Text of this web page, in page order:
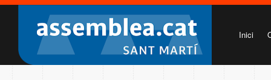
Inici